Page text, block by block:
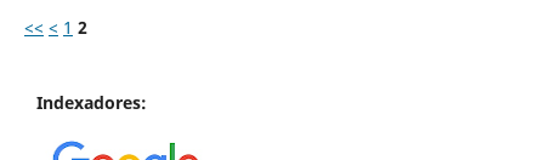
<< < 1 2
Indexadores: